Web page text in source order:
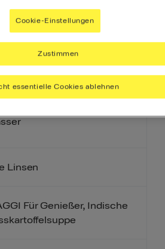
Linsen
Für Genießer, Indische
Cookie-Einstellungen
essentielle Cookies ablehnen
Zustimmen